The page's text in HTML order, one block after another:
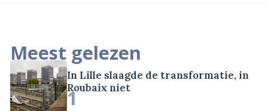
Meest gelezen
In Lille slaagde de transformatie, in
Roubaix niet
1